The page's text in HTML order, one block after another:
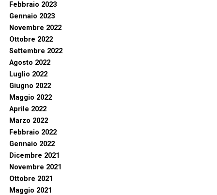
Febbraio 2023
Gennaio 2023
Novembre 2022
Ottobre 2022
Settembre 2022
Agosto 2022
Luglio 2022
Giugno 2022
Maggio 2022
Aprile 2022
Marzo 2022
Febbraio 2022
Gennaio 2022
Dicembre 2021
Novembre 2021
Ottobre 2021
Maggio 2021